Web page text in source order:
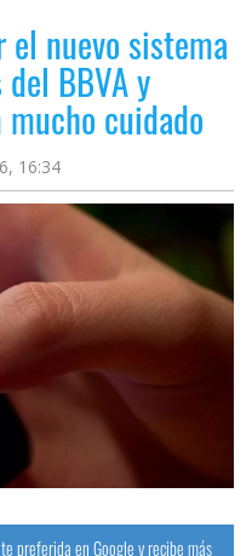
nuevo sistema
BBVA y
cuidado
16:34
preferida en Google y recibe más